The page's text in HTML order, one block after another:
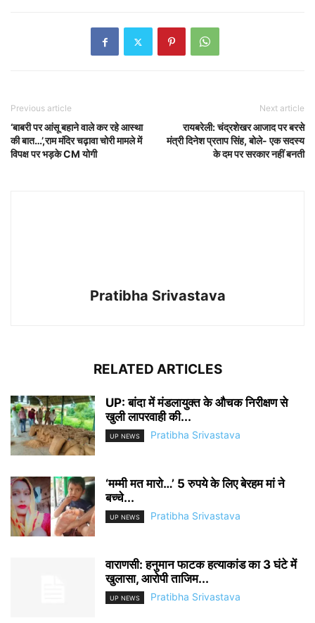
Previous article
‘बाबरी पर आंसू बहाने वाले कर रहे आस्था
की बात…’,राम मंदिर चढ़ावा चोरी मामले में
विपक्ष पर भड़के CM योगी
Next article
रायबरेली: चंद्रशेखर आजाद पर बरसे
मंत्री दिनेश प्रताप सिंह, बोले- एक सदस्य
के दम पर सरकार नहीं बनती
Pratibha Srivastava
RELATED ARTICLES
UP: बांदा में मंडलायुक्त के औचक निरीक्षण से
खुली लापरवाही की...
UP NEWS Pratibha Srivastava
‘मम्मी मत मारो…’ 5 रुपये के लिए बेरहम मां ने
बच्चे...
UP NEWS Pratibha Srivastava
वाराणसी: हनुमान फाटक हत्याकांड का 3 घंटे में
खुलासा, आरोपी ताजिम...
UP NEWS Pratibha Srivastava